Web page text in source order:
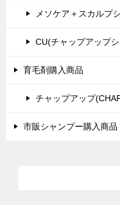
メソケア＋スカルプ
CU(チャップアップ
育毛剤購入商品
チャップアップ
市販シャンプー購入商品